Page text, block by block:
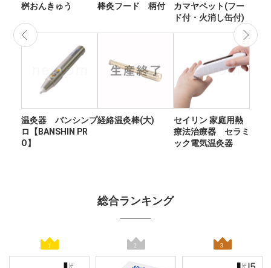
桝おんきゅう 棒灸フード 柄付
カマヤペット(フー
ド付・火消し缶付)
温灸器 バンシンプ
ロ【BANSHIN PR
O】
経絡温灸棒(大)
セイリン 家庭用熱
療法治療器 セラミ
ック電気温灸器
総合ランキング